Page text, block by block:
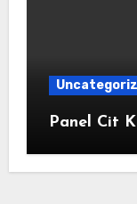
Panel Cit